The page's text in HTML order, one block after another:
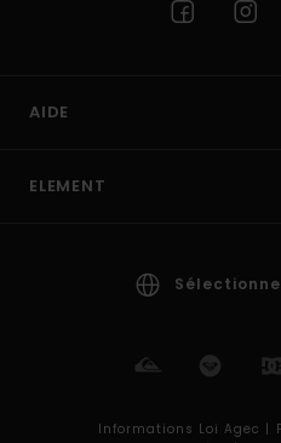
AIDE
ELEMENT
Informations Loi Agec |